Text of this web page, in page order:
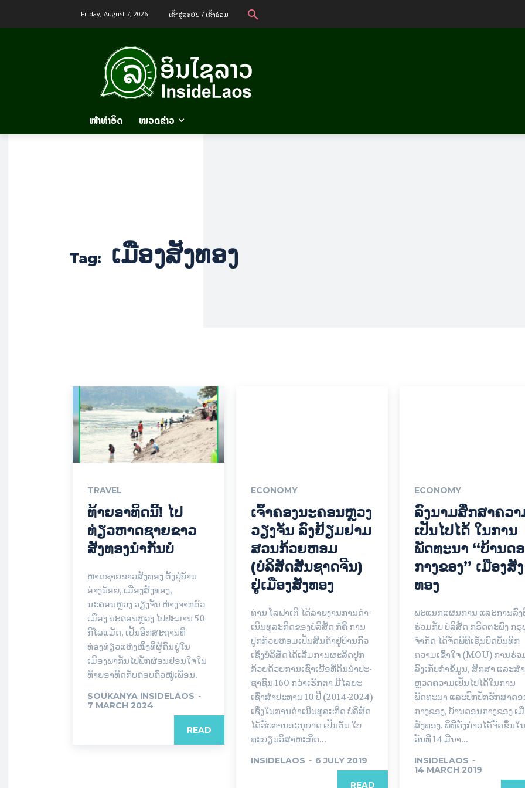
Friday, August 7, 2026 ເຂົ້າ​ສູ່​ລະ​ບົບ / ເຂົ້າ​ຮ່ວມ
ໜ້າທຳອິດ ໝວດຂ່າວ
Tag: ເມືອງສັງທອງ
TRAVEL
ທ້າຍອາທິດນີ້! ໄປ
ທ່ຽວຫາດຊາຍຂາວ
ສັງທອງນຳກັນບໍ່
ຫາດຊາຍຂາວສັງທອງ ຕັ້ງຢູ່ບ້ານ
ອ່າງນ້ອຍ, ເມືອງສັງທອງ,
ນະຄອນຫຼວງ ວຽງຈັນ ຫ່າງຈາກຕົວ
ເມືອງ ນະຄອນຫຼວງ ໄປປະມານ 50
ກິໂລແມັດ, ເປັນອີກສະຖານທີ່
ທ່ອງທ່ຽວແຫ່ງໜຶ່ງທີ່ຜູ້ຄົນຢູ່ໃນ
ເມືອງພາກັນໄປພັກຜ່ອນຢ່ອນໃຈໃນ
ທ້າຍອາທິດກັບຄອບຄົວໝູ່ເພື່ອນ.
SOUKANYA INSIDELAOS -
7 MARCH 2024
READ
ECONOMY
ເຈົ້າຄອງນະຄອນຫຼວງ
ວຽງຈັນ ລົງຢ້ຽມຢາມ
ສວນກ້ວຍຫອມ
(ບໍລິສັດສັນຊາດຈີນ)
ຢູ່ເມືອງສັງທອງ
ທ່ານ ໂລ​ຟາ​ເຕີ ໄດ້​ລາຍ​ງານ​ການ​ດຳ­
ເນີນ​ທຸ­ລະ​ກິດ​ຂອງ​ບໍ­ລິ­ສັດ ກໍ​ຄື ການ​
ປູກ​ກ້ວຍ​ຫອມ​ເປັນ​ສິນ­ຄ້າ​ຢູ່​ບ້ານ​ກົ້ວ
ເຊິ່ງ​ບໍ­ລິ­ສັດ​ໄດ້​ເລີ່ມ​ການ​ຜະ­ລິດ​ປູກ​
ກ້ວຍ​ດ້ວຍ​ການ​ເຊົ່າ​ເນື້ອ­ທີ່​ດິນ​ນຳ​ປະ­
ຊາ­ຊົນ 160 ກວ່າ​ເຮັກ­ຕາ ມີ​ໄລ­ຍະ​
ເຊົ່າ​ສຳ​ປະ­ທານ 10 ປີ (2014-2024)
ເຊິ່ງ​ໃນ​ການ​ດຳ­ເນີນ​ທຸ­ລະ​ກິດ ບໍ­ລິ­ສັດ​
ໄດ້​ຮັບ​ການ​ອະ­ນຸ­ຍາດ ເປັນ­ຕົ້ນ ໃບ​
ທະ­ບຽນ​ວິ​ສາ​ຫະ​ກິດ...
INSIDELAOS - 6 JULY 2019
READ
ECONOMY
ລົງນາມສຶກສາຄວາ
ເປັນໄປໄດ້ ໃນການ
ພັດທະນາ “ບ້ານດ
ກາງຂອງ” ເມືອງສັງ
ທອງ
ພະແນກແຜນການ ແລະການລົ
ຮ່ວມກັບ ບໍລິສັດ ກຣິດຕະພົງ ກຣຸ
ຈໍາກັດ ໄດ້ຈັດພິທີເຊັນບົດບັນທຶກ
ຄວາມເຂົ້າໃຈ (MOU) ການຮ່
ລົງເກັບກໍາຂໍ້ມູນ, ສຶກສາ ແລະສໍາ
ຫຼວດຄວາມເປັນໄປໄດ້ໃນການ
ພັດທະນາ ແລະປົກປັກຮັກສາດ
ກາງຂອງ, ບ້ານດອນກາງຂອງ ເ
ສັງທອງ. ພິທີດັ່ງກ່າວໄດ້ຈັດຂຶ້ນໃນ
ວັນທີ 14 ມີນາ...
INSIDELAOS -
14 MARCH 2019